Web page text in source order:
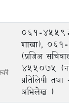
061-455936
शाखा), 061-
(प्रजिअ
455075
प्रतिलिपी तथा
अभिलेख )